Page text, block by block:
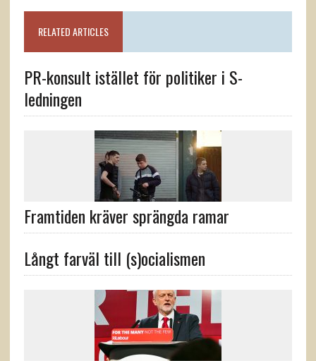
RELATED ARTICLES
PR-konsult istället för politiker i S-
ledningen
Framtiden kräver sprängda ramar
Långt farväl till (s)ocialismen